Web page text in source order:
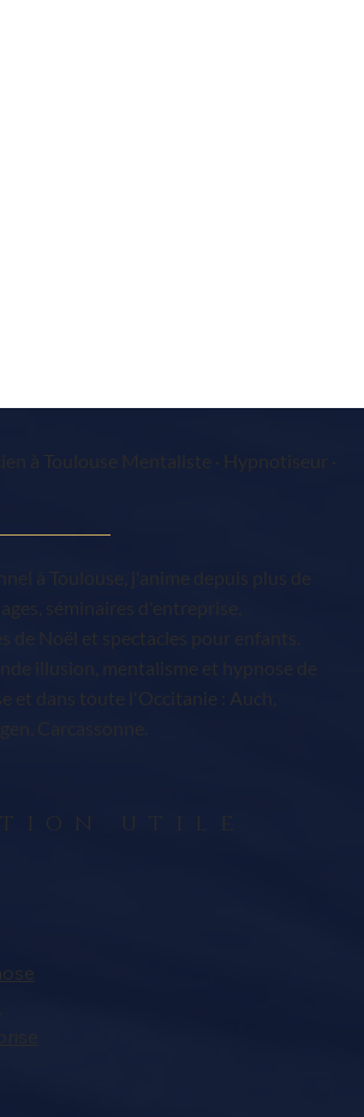
à Toulouse Mentaliste · Hypnotiseur ·
à Toulouse, j'anime depuis plus de
séminaires d'entreprise,
de Noël et spectacles pour enfants.
illusion, mentalisme et hypnose de
et dans toute l'Occitanie : Auch,
utile